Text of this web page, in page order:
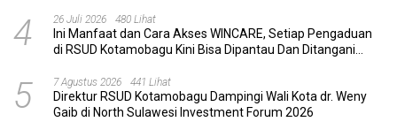
4 26 Juli 2026 480 Lihat
Ini Manfaat dan Cara Akses WINCARE, Setiap Pengaduan
di RSUD Kotamobagu Kini Bisa Dipantau Dan Ditangani
5 7 Agustus 2026 441 Lihat
Direktur RSUD Kotamobagu Dampingi Wali Kota dr. Weny
Gaib di North Sulawesi Investment Forum 2026